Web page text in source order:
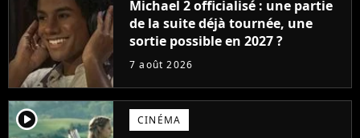
Michael 2 officialisé : une partie
de la suite déjà tournée, une
sortie possible en 2027 ?
7 août 2026
player2 CINÉMA